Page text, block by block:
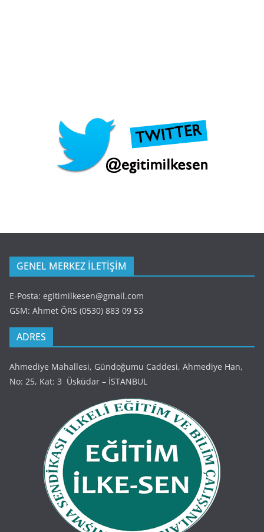
GENEL MERKEZ İLETİŞİM
E-Posta: egitimilkesen@gmail.com
GSM: Ahmet ÖRS (0530) 883 09 53
ADRES
Ahmediye Mahallesi, Gündoğumu Caddesi, Ahmediye Han,
No: 25, Kat: 3 Üsküdar – İSTANBUL